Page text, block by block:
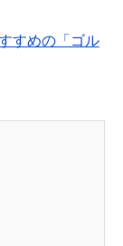
すめの「ゴル